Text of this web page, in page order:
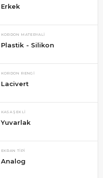
Erkek
KORDON MATERYALI
Plastik - Silikon
KORDON RENGI
Lacivert
KASA ŞEKLI
Yuvarlak
EKRAN TIPI
Analog